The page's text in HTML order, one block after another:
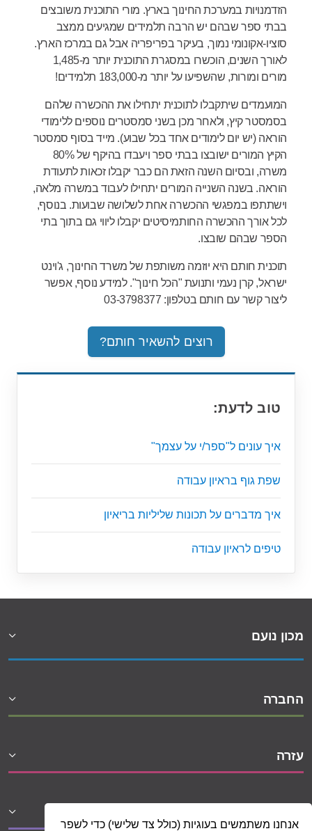
אנחנו משתמשים בעוגיות (כולל צד שלישי) כדי לשפר
הזדמנויות במערכת החינוך בארץ. מורי התוכנית משובצים
בבתי ספר שבהם יש הרבה תלמידים שמגיעים ממצב
סוציו-אקונומי נמוך, בעיקר בפריפריה אבל גם במרכז הארץ.
לאורך השנים, הוכשרו במסגרת התוכנית יותר מ-1,485
מורים ומורות, שהשפיעו על יותר מ-183,000 תלמידים!
המועמדים שיתקבלו לתוכנית יתחילו את ההכשרה שלהם
בסמסטר קיץ, ולאחר מכן בשני סמסטרים נוספים ללימודי
הוראה (יש יום לימודים אחד בכל שבוע). מייד בסוף סמסטר
הקיץ המורים ישובצו בבתי ספר ויעבדו בהיקף של 80%
משרה, ובסיום השנה הזאת הם כבר יקבלו זכאות לתעודת
הוראה. בשנה השנייה המורים יתחילו לעבוד במשרה מלאה,
וישתתפו במפגשי ההכשרה אחת לשלושה שבועות. בנוסף,
לכל אורך ההכשרה החותמיסיטים יקבלו ליווי גם בתוך בתי
הספר שבהם שובצו.
תוכנית חותם היא יוזמה משותפת של משרד החינוך, ג'וינט
ישראל, קרן נעמי ותנועת "הכל חינוך". למידע נוסף, אפשר
ליצור קשר עם חותם בטלפון: 03-3798377
רוצים להשאיר חותם?
טוב לדעת:
איך עונים ל"ספר/י על עצמך"
שפת גוף בראיון עבודה
איך מדברים על תכונות שליליות בריאיון
טיפים לראיון עבודה
מכון נועם
החברה
עזרה